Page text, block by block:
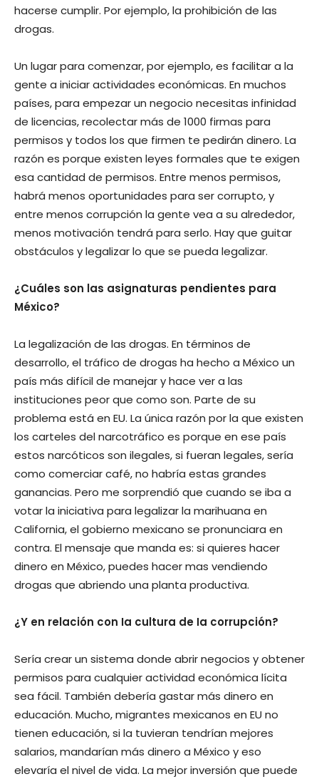
hacerse cumplir. Por ejemplo, la prohibición de las
drogas.
Un lugar para comenzar, por ejemplo, es facilitar a la
gente a iniciar actividades económicas. En muchos
países, para empezar un negocio necesitas infinidad
de licencias, recolectar más de 1000 firmas para
permisos y todos los que firmen te pedirán dinero. La
razón es porque existen leyes formales que te exigen
esa cantidad de permisos. Entre menos permisos,
habrá menos oportunidades para ser corrupto, y
entre menos corrupción la gente vea a su alrededor,
menos motivación tendrá para serlo. Hay que guitar
obstáculos y legalizar lo que se pueda legalizar.
¿Cuáles son las asignaturas pendientes para
México?
La legalización de las drogas. En términos de
desarrollo, el tráfico de drogas ha hecho a México un
país más difícil de manejar y hace ver a las
instituciones peor que como son. Parte de su
problema está en EU. La única razón por la que existen
los carteles del narcotráfico es porque en ese país
estos narcóticos son ilegales, si fueran legales, sería
como comerciar café, no habría estas grandes
ganancias. Pero me sorprendió que cuando se iba a
votar la iniciativa para legalizar la marihuana en
California, el gobierno mexicano se pronunciara en
contra. El mensaje que manda es: si quieres hacer
dinero en México, puedes hacer mas vendiendo
drogas que abriendo una planta productiva.
¿Y en relación con Ia cultura de Ia corrupción?
Sería crear un sistema donde abrir negocios y obtener
permisos para cualquier actividad económica lícita
sea fácil. También debería gastar más dinero en
educación. Mucho, migrantes mexicanos en EU no
tienen educación, si la tuvieran tendrían mejores
salarios, mandarían más dinero a México y eso
elevaría el nivel de vida. La mejor inversión que puede